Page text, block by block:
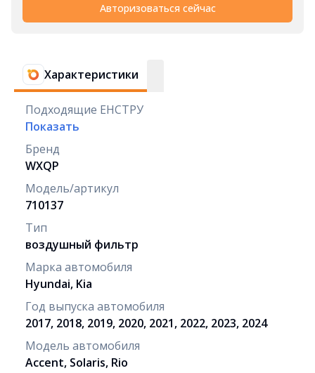
Авторизоваться сейчас
Характеристики
Подходящие ЕНСТРУ
Показать
Бренд
WXQP
Модель/артикул
710137
Тип
воздушный фильтр
Марка автомобиля
Hyundai, Kia
Год выпуска автомобиля
2017, 2018, 2019, 2020, 2021, 2022, 2023, 2024
Модель автомобиля
Accent, Solaris, Rio